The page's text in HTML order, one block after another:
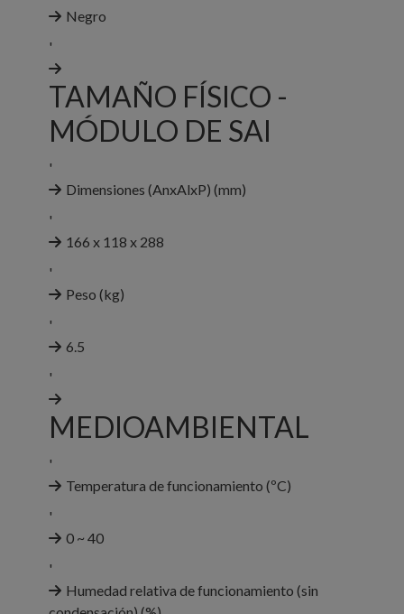
Negro
'
TAMAÑO FÍSICO -
MÓDULO DE SAI
'
Dimensiones (AnxAlxP) (mm)
'
166 x 118 x 288
'
Peso (kg)
'
6.5
'
MEDIOAMBIENTAL
'
Temperatura de funcionamiento (ºC)
'
0 ~ 40
'
Humedad relativa de funcionamiento (sin